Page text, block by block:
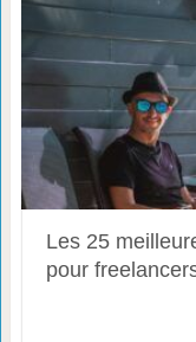
Les 25
pour